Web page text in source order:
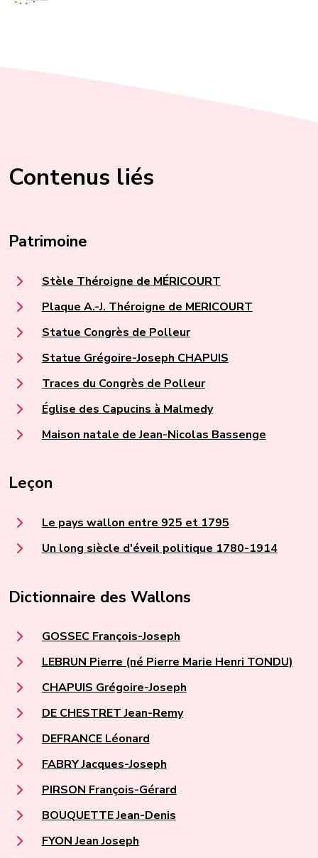
Contenus liés
Patrimoine
Stèle Théroigne de MÉRICOURT
Plaque A.-J. Théroigne de MERICOURT
Statue Congrès de Polleur
Statue Grégoire-Joseph CHAPUIS
Traces du Congrès de Polleur
Église des Capucins à Malmedy
Maison natale de Jean-Nicolas Bassenge
Leçon
Le pays wallon entre 925 et 1795
Un long siècle d'éveil politique 1780-1914
Dictionnaire des Wallons
GOSSEC François-Joseph
LEBRUN Pierre (né Pierre Marie Henri TONDU)
CHAPUIS Grégoire-Joseph
DE CHESTRET Jean-Remy
DEFRANCE Léonard
FABRY Jacques-Joseph
PIRSON François-Gérard
BOUQUETTE Jean-Denis
FYON Jean Joseph